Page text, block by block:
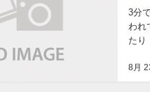
8月
3分
われ
たり